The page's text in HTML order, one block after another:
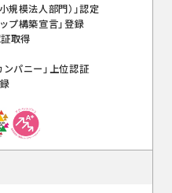
規模法人部門）」認定
プ構築宣言」登録
取得
パニー」上位認証